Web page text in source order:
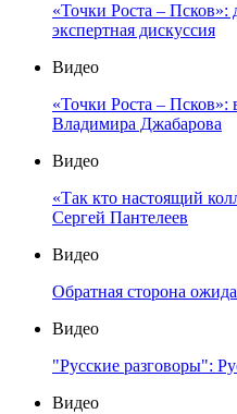
«Точки Роста – Псков»:
экспертная дискуссия
Видео
«Точки Роста – Псков»:
Владимира Джабарова
Видео
«Так кто настоящий
Сергей Пантелеев
Видео
Обратная сторона
Видео
"Русские разговоры":
Видео